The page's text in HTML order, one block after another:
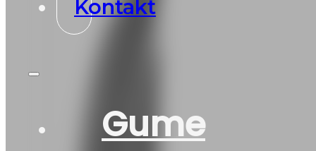
Kontakt
Gume